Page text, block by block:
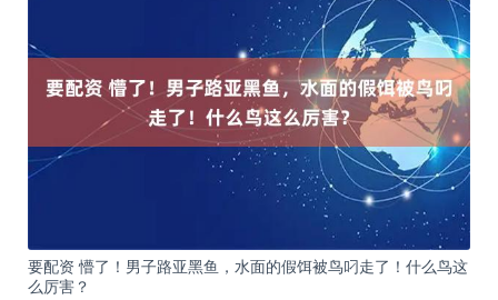
要配资 懵了！男子路亚黑鱼，水面的假饵被鸟叼走了！什么鸟这
么厉害？